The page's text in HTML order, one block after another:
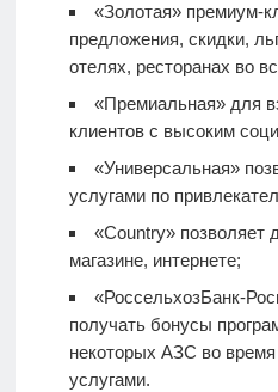
«Золотая» премиум-
предложения, скидки,
отелях, ресторанах во
«Премиальная» для
клиентов с высоким
«Универсальная»
услугами по
«Country» позволяет
магазине, интернете;
«РоссельхозБанк-
получать бонусы
некоторых АЗС во время
услугами.